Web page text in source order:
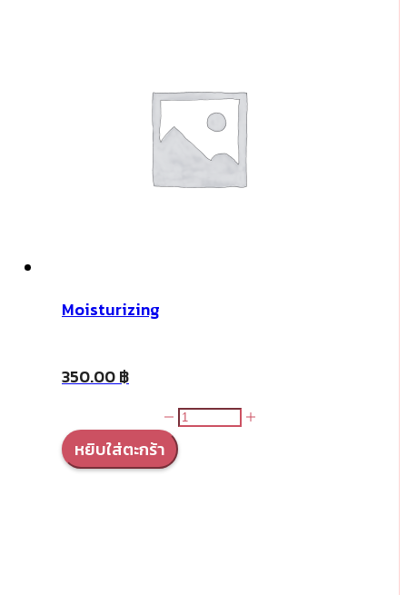
Moisturizing
350.00฿
จำนวน
Moisturizing
หยิบใส่ตะกร้า